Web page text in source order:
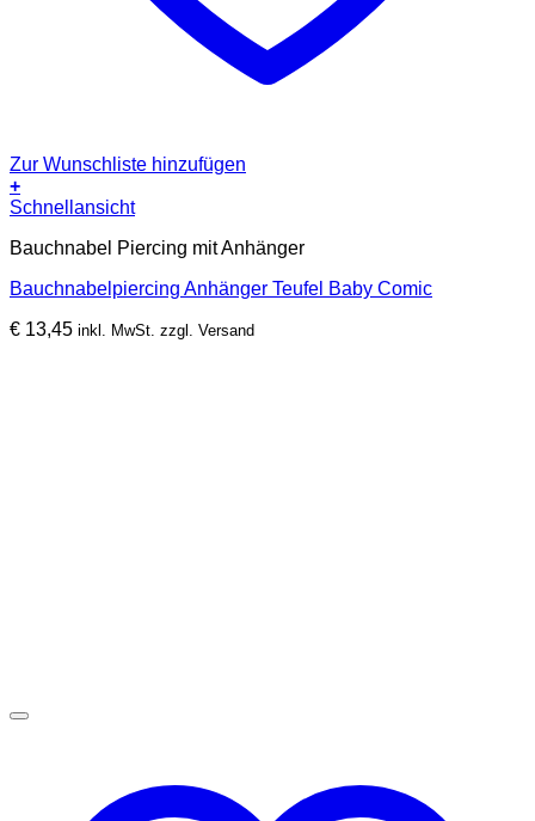
Zur Wunschliste hinzufügen
+
Schnellansicht
Bauchnabel Piercing mit Anhänger
Bauchnabelpiercing Anhänger Teufel Baby Comic
€ 13,45 inkl. MwSt. zzgl. Versand